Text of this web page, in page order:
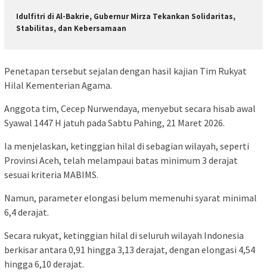
Idulfitri di Al-Bakrie, Gubernur Mirza Tekankan Solidaritas,
Stabilitas, dan Kebersamaan
Penetapan tersebut sejalan dengan hasil kajian Tim Rukyat
Hilal Kementerian Agama.
Anggota tim, Cecep Nurwendaya, menyebut secara hisab awal
Syawal 1447 H jatuh pada Sabtu Pahing, 21 Maret 2026.
Ia menjelaskan, ketinggian hilal di sebagian wilayah, seperti
Provinsi Aceh, telah melampaui batas minimum 3 derajat
sesuai kriteria MABIMS.
Namun, parameter elongasi belum memenuhi syarat minimal
6,4 derajat.
Secara rukyat, ketinggian hilal di seluruh wilayah Indonesia
berkisar antara 0,91 hingga 3,13 derajat, dengan elongasi 4,54
hingga 6,10 derajat.